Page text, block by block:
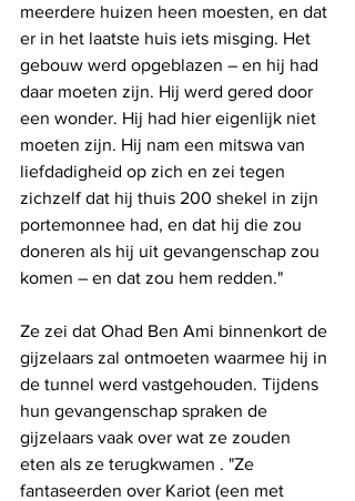
meerdere huizen heen moesten, en dat
er in het laatste huis iets misging. Het
gebouw werd opgeblazen – en hij had
daar moeten zijn. Hij werd gered door
een wonder. Hij had hier eigenlijk niet
moeten zijn. Hij nam een ​​mitswa van
liefdadigheid op zich en zei tegen
zichzelf dat hij thuis 200 shekel in zijn
portemonnee had, en dat hij die zou
doneren als hij uit gevangenschap zou
komen – en dat zou hem redden."
Ze zei dat Ohad Ben Ami binnenkort de
gijzelaars zal ontmoeten waarmee hij in
de tunnel werd vastgehouden. Tijdens
hun gevangenschap spraken de
gijzelaars vaak over wat ze zouden
eten als ze terugkwamen . "Ze
fantaseerden over Kariot (een met